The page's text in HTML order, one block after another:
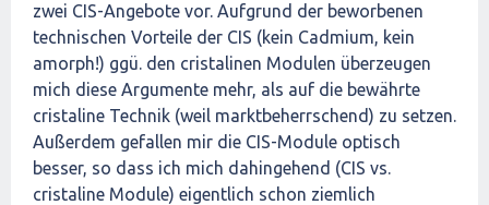
zwei CIS-Angebote vor. Aufgrund der beworbenen
technischen Vorteile der CIS (kein Cadmium, kein
amorph!) ggü. den cristalinen Modulen überzeugen
mich diese Argumente mehr, als auf die bewährte
cristaline Technik (weil marktbeherrschend) zu setzen.
Außerdem gefallen mir die CIS-Module optisch
besser, so dass ich mich dahingehend (CIS vs.
cristaline Module) eigentlich schon ziemlich